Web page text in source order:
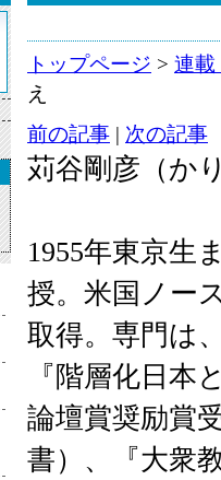
トップページ > 連
え
前の記事 | 次の記事
苅谷剛彦（か
1955年東京生
授。米国ノー
取得。専門は
『階層化日本
論壇賞奨励賞
書）、『大衆